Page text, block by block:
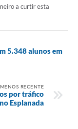
a curtir esta
5.348 alunos em
RECENTE
por tráfico
no Esplanada